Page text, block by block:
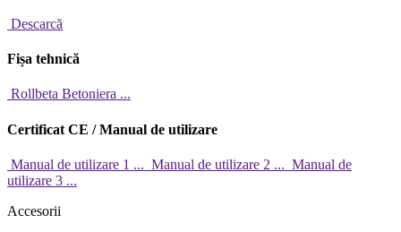
Descarcă
Fișa tehnică
Rollbeta Betoniera ...
Certificat CE / Manual de utilizare
Manual de utilizare 1 ... Manual de utilizare 2 ... Manual de
utilizare 3 ...
Accesorii